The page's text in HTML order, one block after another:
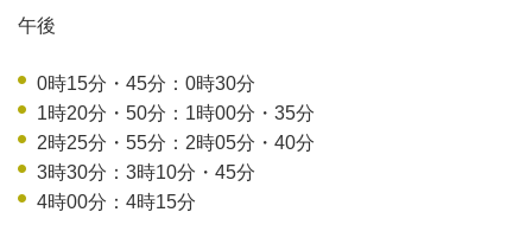
午後
0時15分・45分：0時30分
1時20分・50分：1時00分・35分
2時25分・55分：2時05分・40分
3時30分：3時10分・45分
4時00分：4時15分